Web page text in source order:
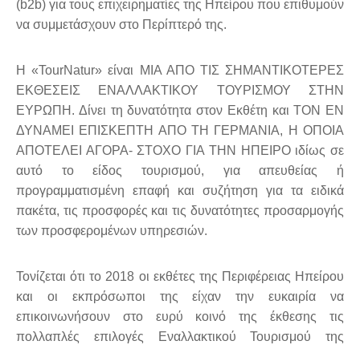
(b2b) για τους επιχειρηματίες της Ηπείρου που επιθυμούν
να συμμετάσχουν στο Περίπτερό της.
Η «TourNatur» είναι ΜΙΑ ΑΠΟ ΤΙΣ ΣΗΜΑΝΤΙΚΟΤΕΡΕΣ
ΕΚΘΕΣΕΙΣ ΕΝΑΛΛΑΚΤΙΚΟΥ ΤΟΥΡΙΣΜΟΥ ΣΤΗΝ
ΕΥΡΩΠΗ. Δίνει τη δυνατότητα στον Εκθέτη και ΤΟΝ ΕΝ
ΔΥΝΑΜΕΙ ΕΠΙΣΚΕΠΤΗ ΑΠΟ ΤΗ ΓΕΡΜΑΝΙΑ, Η ΟΠΟΙΑ
ΑΠΟΤΕΛΕΙ ΑΓΟΡΑ- ΣΤΟΧΟ ΓΙΑ ΤΗΝ ΗΠΕΙΡΟ ιδίως σε
αυτό το είδος τουρισμού, για απευθείας ή
προγραμματισμένη επαφή και συζήτηση για τα ειδικά
πακέτα, τις προσφορές και τις δυνατότητες προσαρμογής
των προσφερομένων υπηρεσιών.
Τονίζεται ότι το 2018 οι εκθέτες της Περιφέρειας Ηπείρου
και οι εκπρόσωποι της είχαν την ευκαιρία να
επικοινωνήσουν στο ευρύ κοινό της έκθεσης τις
πολλαπλές επιλογές Εναλλακτικού Τουρισμού της